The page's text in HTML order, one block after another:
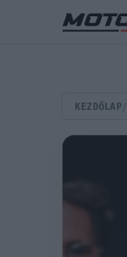
KEZDŐLAP